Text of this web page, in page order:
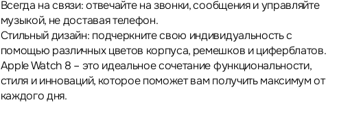
Всегда на связи: отвечайте на звонки, сообщения и управляйте
музыкой, не доставая телефон.
Стильный дизайн: подчеркните свою индивидуальность с
помощью различных цветов корпуса, ремешков и циферблатов.
Apple Watch 8 – это идеальное сочетание функциональности,
стиля и инноваций, которое поможет вам получить максимум от
каждого дня.